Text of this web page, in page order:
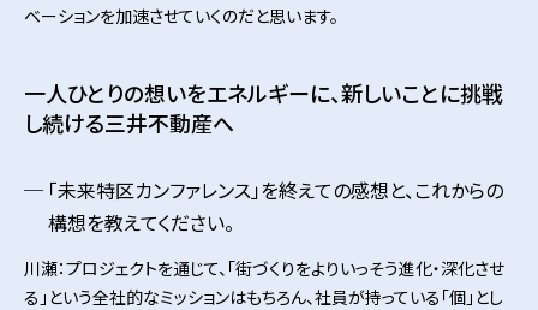
ベーションを加速させていくのだと思います。
一人ひとりの想いをエネルギーに、新しいことに挑戦
し続ける三井不動産へ
「未来特区カンファレンス」を終えての感想と、これからの
構想を教えてください。
川瀬：プロジェクトを通じて、「街づくりをよりいっそう進化・深化させ
る」という全社的なミッションはもちろん、社員が持っている「個」とし